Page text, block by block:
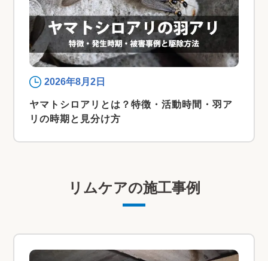
2026年8月2日
ヤマトシロアリとは？特徴・活動時間・羽ア
リの時期と見分け方
リムケアの施工事例